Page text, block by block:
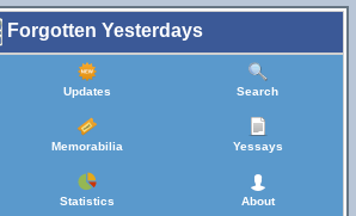
Forgotten Yesterdays
Updates Search
Memorabilia Yessays
Statistics About